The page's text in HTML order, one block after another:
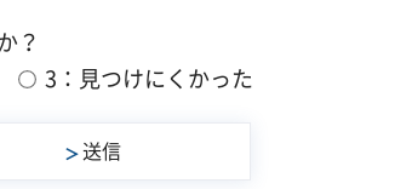
？
3：見つけにくかった